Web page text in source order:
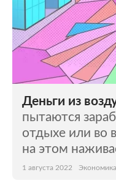
Деньги из
пытаются
отдыхе или во
на этом
1 августа 2022 Экономика